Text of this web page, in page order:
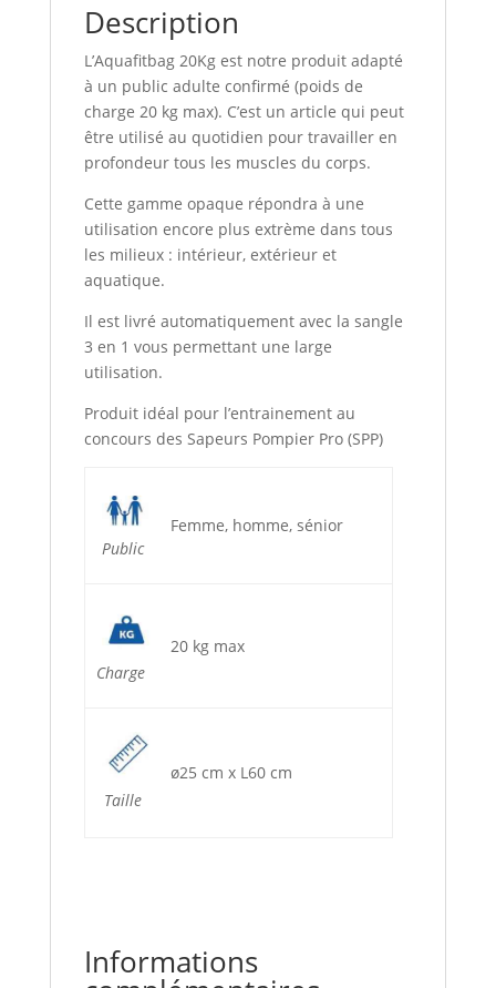
Description
L’Aquafitbag 20Kg est notre produit adapté
à un public adulte confirmé (poids de
charge 20 kg max). C’est un article qui peut
être utilisé au quotidien pour travailler en
profondeur tous les muscles du corps.
Cette gamme opaque répondra à une
utilisation encore plus extrème dans tous
les milieux : intérieur, extérieur et
aquatique.
Il est livré automatiquement avec la sangle
3 en 1 vous permettant une large
utilisation.
Produit idéal pour l’entrainement au
concours des Sapeurs Pompier Pro (SPP)
Public
Femme, homme, sénior
Charge
20 kg max
Taille
ø25 cm x L60 cm
Informations